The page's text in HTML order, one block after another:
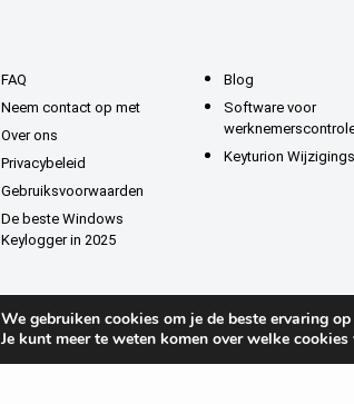
FAQ
Neem contact op met
Over ons
Privacybeleid
Gebruiksvoorwaarden
De beste Windows
Keylogger in 2025
Blog
Software voor
Keyturion
We gebruiken cookies om je de beste ervaring
Je kunt meer te weten komen over welke